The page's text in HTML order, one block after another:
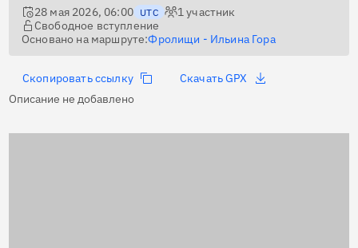
28 мая 2026, 06:00 UTC 1участник
Свободное вступление
Основано на маршруте:Фролищи - Ильина Гора
Скопировать ссылку
Скачать GPX
Описание не добавлено